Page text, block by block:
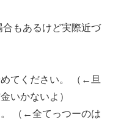
もあるけど実際近づ
てください。 （←旦
いかないよ）
（←全てっつーのは